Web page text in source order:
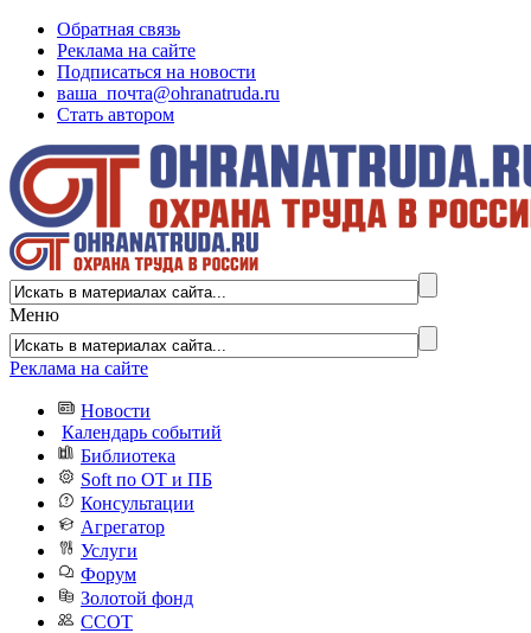
Обратная связь
Реклама на сайте
Подписаться на новости
ваша_почта@ohranatruda.ru
Стать автором
Меню
Реклама на сайте
Новости
Календарь событий
Библиотека
Soft по ОТ и ПБ
Консультации
Агрегатор
Услуги
Форум
Золотой фонд
ССОТ